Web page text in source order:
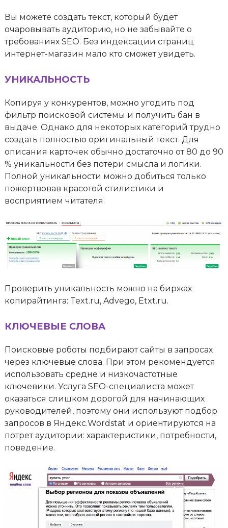
Вы можете создать текст, который будет
очаровывать аудиторию, но не забывайте о
требованиях SEO. Без индексации страниц
интернет-магазин мало кто сможет увидеть.
УНИКАЛЬНОСТЬ
Копируя у конкурентов, можно угодить под
фильтр поисковой системы и получить бан в
выдаче. Однако для некоторых категорий трудно
создать полностью оригинальный текст. Для
описания карточек обычно достаточно от 80 до 90
% уникальности без потери смысла и логики.
Полной уникальности можно добиться только
пожертвовав красотой стилистики и
восприятием читателя.
Проверить уникальность можно на биржах
копирайтинга: Text.ru, Advego, Etxt.ru.
КЛЮЧЕВЫЕ СЛОВА
Поисковые роботы подбирают сайты в запросах
через ключевые слова. При этом рекомендуется
использовать средне и низкочастотные
ключевики. Услуга SEO-специалиста может
оказаться слишком дорогой для начинающих
руководителей, поэтому они используют подбор
запросов в Яндекс.Wordstat и ориентируются на
потрет аудитории: характеристики, потребности,
поведение.